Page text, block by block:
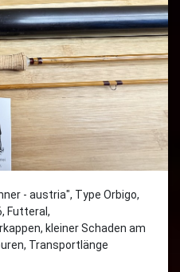
- austria", Type Orbigo,
Futteral,
kleiner Schaden am
Transportlänge